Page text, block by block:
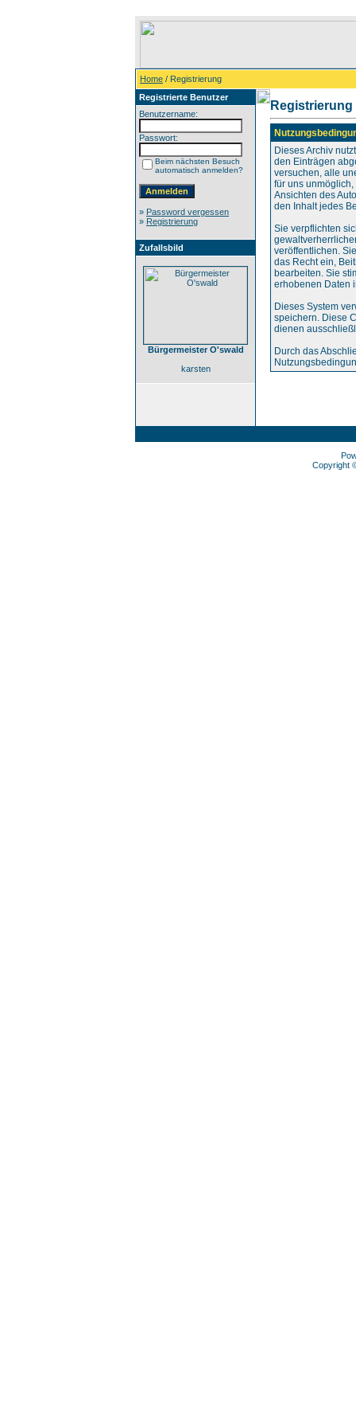
Home / Registrierung
Registrierte Benutzer
Benutzername:
Passwort:
Beim nächsten Besuch
automatisch anmelden?
» Password vergessen
» Registrierung
Zufallsbild
Bürgermeister O'swald
karsten
Registrierung
Dieses Archiv
den Einträgen
versuchen, alle
für uns
Ansichten des
den Inhalt jedes
Sie verpflichten
veröffentlichen.
das Recht ein,
bearbeiten. Sie
erhobenen Daten
Dieses System
speichern. Diese
dienen
Durch das
Copyright